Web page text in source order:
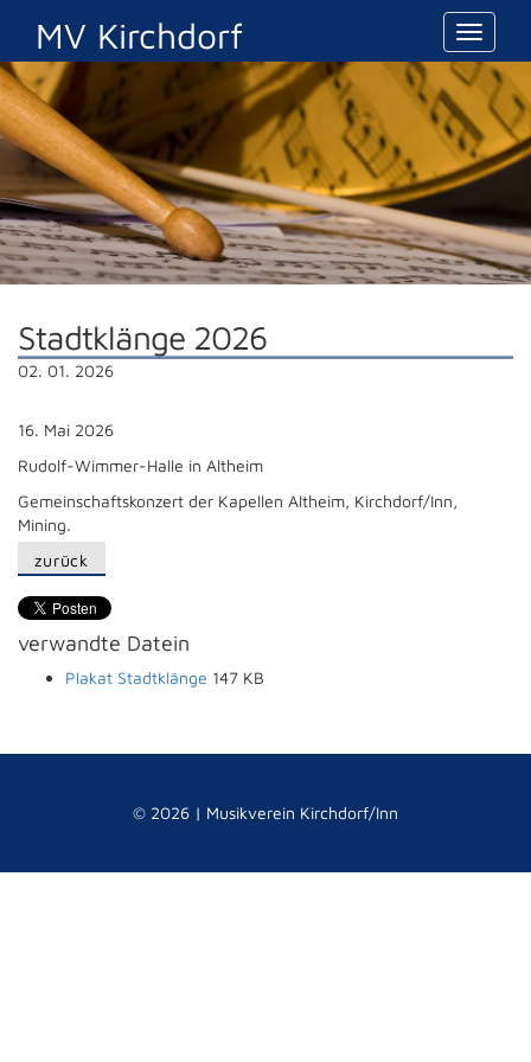
Toggle
MV Kirchdorf
Stadtklänge 2026
02. 01. 2026
16. Mai 2026
Rudolf-Wimmer-Halle in Altheim
Gemeinschaftskonzert der Kapellen Altheim, Kirchdorf/Inn,
Mining.
zurück
verwandte Datein
Plakat Stadtklänge 147 KB
© 2026 | Musikverein Kirchdorf/Inn